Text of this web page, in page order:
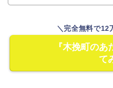
＼完全無料で12
『木挽町の
て